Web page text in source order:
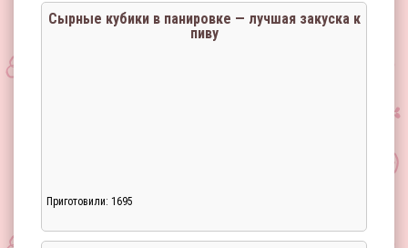
Сырные кубики в панировке — лучшая закуска к
пиву
Приготовили: 1695